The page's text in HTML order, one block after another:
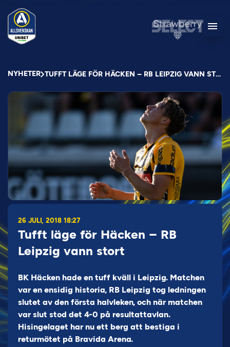
NYHETER TUFFT LÄGE FÖR HÄCKEN – RB LEIPZIG VANN STORT
26 JULI, 2018 18:27
Tufft läge för Häcken – RB
Leipzig vann stort
BK Häcken hade en tuff kväll i Leipzig. Matchen
var en ensidig historia, RB Leipzig tog ledningen
slutet av den första halvleken, och när matchen
var slut stod det 4-0 på resultattavlan.
Hisingelaget har nu ett berg att bestiga i
returmötet på Bravida Arena.